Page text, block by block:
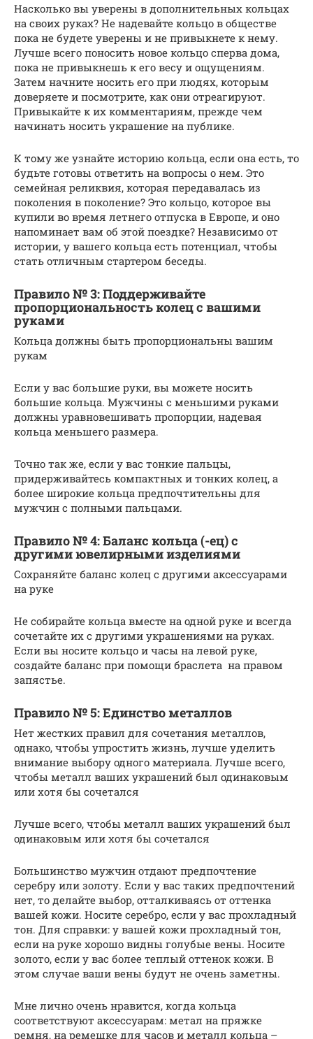
Насколько вы уверены в дополнительных кольцах
на своих руках? Не надевайте кольцо в обществе
пока не будете уверены и не привыкнете к нему.
Лучше всего поносить новое кольцо сперва дома,
пока не привыкнешь к его весу и ощущениям.
Затем начните носить его при людях, которым
доверяете и посмотрите, как они отреагируют.
Привыкайте к их комментариям, прежде чем
начинать носить украшение на публике.
К тому же узнайте историю кольца, если она есть, то
будьте готовы ответить на вопросы о нем. Это
семейная реликвия, которая передавалась из
поколения в поколение? Это кольцо, которое вы
купили во время летнего отпуска в Европе, и оно
напоминает вам об этой поездке? Независимо от
истории, у вашего кольца есть потенциал, чтобы
стать отличным стартером беседы.
Правило № 3: Поддерживайте
пропорциональность колец с вашими
руками
Кольца должны быть пропорциональны вашим
рукам
Если у вас большие руки, вы можете носить
большие кольца. Мужчины с меньшими руками
должны уравновешивать пропорции, надевая
кольца меньшего размера.
Точно так же, если у вас тонкие пальцы,
придерживайтесь компактных и тонких колец, а
более широкие кольца предпочтительны для
мужчин с полными пальцами.
Правило № 4: Баланс кольца (-ец) с
другими ювелирными изделиями
Сохраняйте баланс колец с другими аксессуарами
на руке
Не собирайте кольца вместе на одной руке и всегда
сочетайте их с другими украшениями на руках.
Если вы носите кольцо и часы на левой руке,
создайте баланс при помощи браслета на правом
запястье.
Правило № 5: Единство металлов
Нет жестких правил для сочетания металлов,
однако, чтобы упростить жизнь, лучше уделить
внимание выбору одного материала. Лучше всего,
чтобы металл ваших украшений был одинаковым
или хотя бы сочетался
Лучше всего, чтобы металл ваших украшений был
одинаковым или хотя бы сочетался
Большинство мужчин отдают предпочтение
серебру или золоту. Если у вас таких предпочтений
нет, то делайте выбор, отталкиваясь от оттенка
вашей кожи. Носите серебро, если у вас прохладный
тон. Для справки: у вашей кожи прохладный тон,
если на руке хорошо видны голубые вены. Носите
золото, если у вас более теплый оттенок кожи. В
этом случае ваши вены будут не очень заметны.
Мне лично очень нравится, когда кольца
соответствуют аксессуарам: метал на пряжке
ремня, на ремешке для часов и металл кольца –